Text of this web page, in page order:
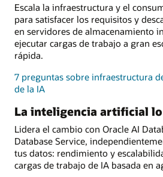
Escala la infraestructura y el
para satisfacer los requisitos y
en servidores de almacenamiento
ejecutar cargas de trabajo a gran
rápida.
7 preguntas sobre infraestructura
de la IA
La inteligencia artificial
Lidera el cambio con Oracle AI
Database Service,
tus datos: rendimiento y
cargas de trabajo de IA basada en